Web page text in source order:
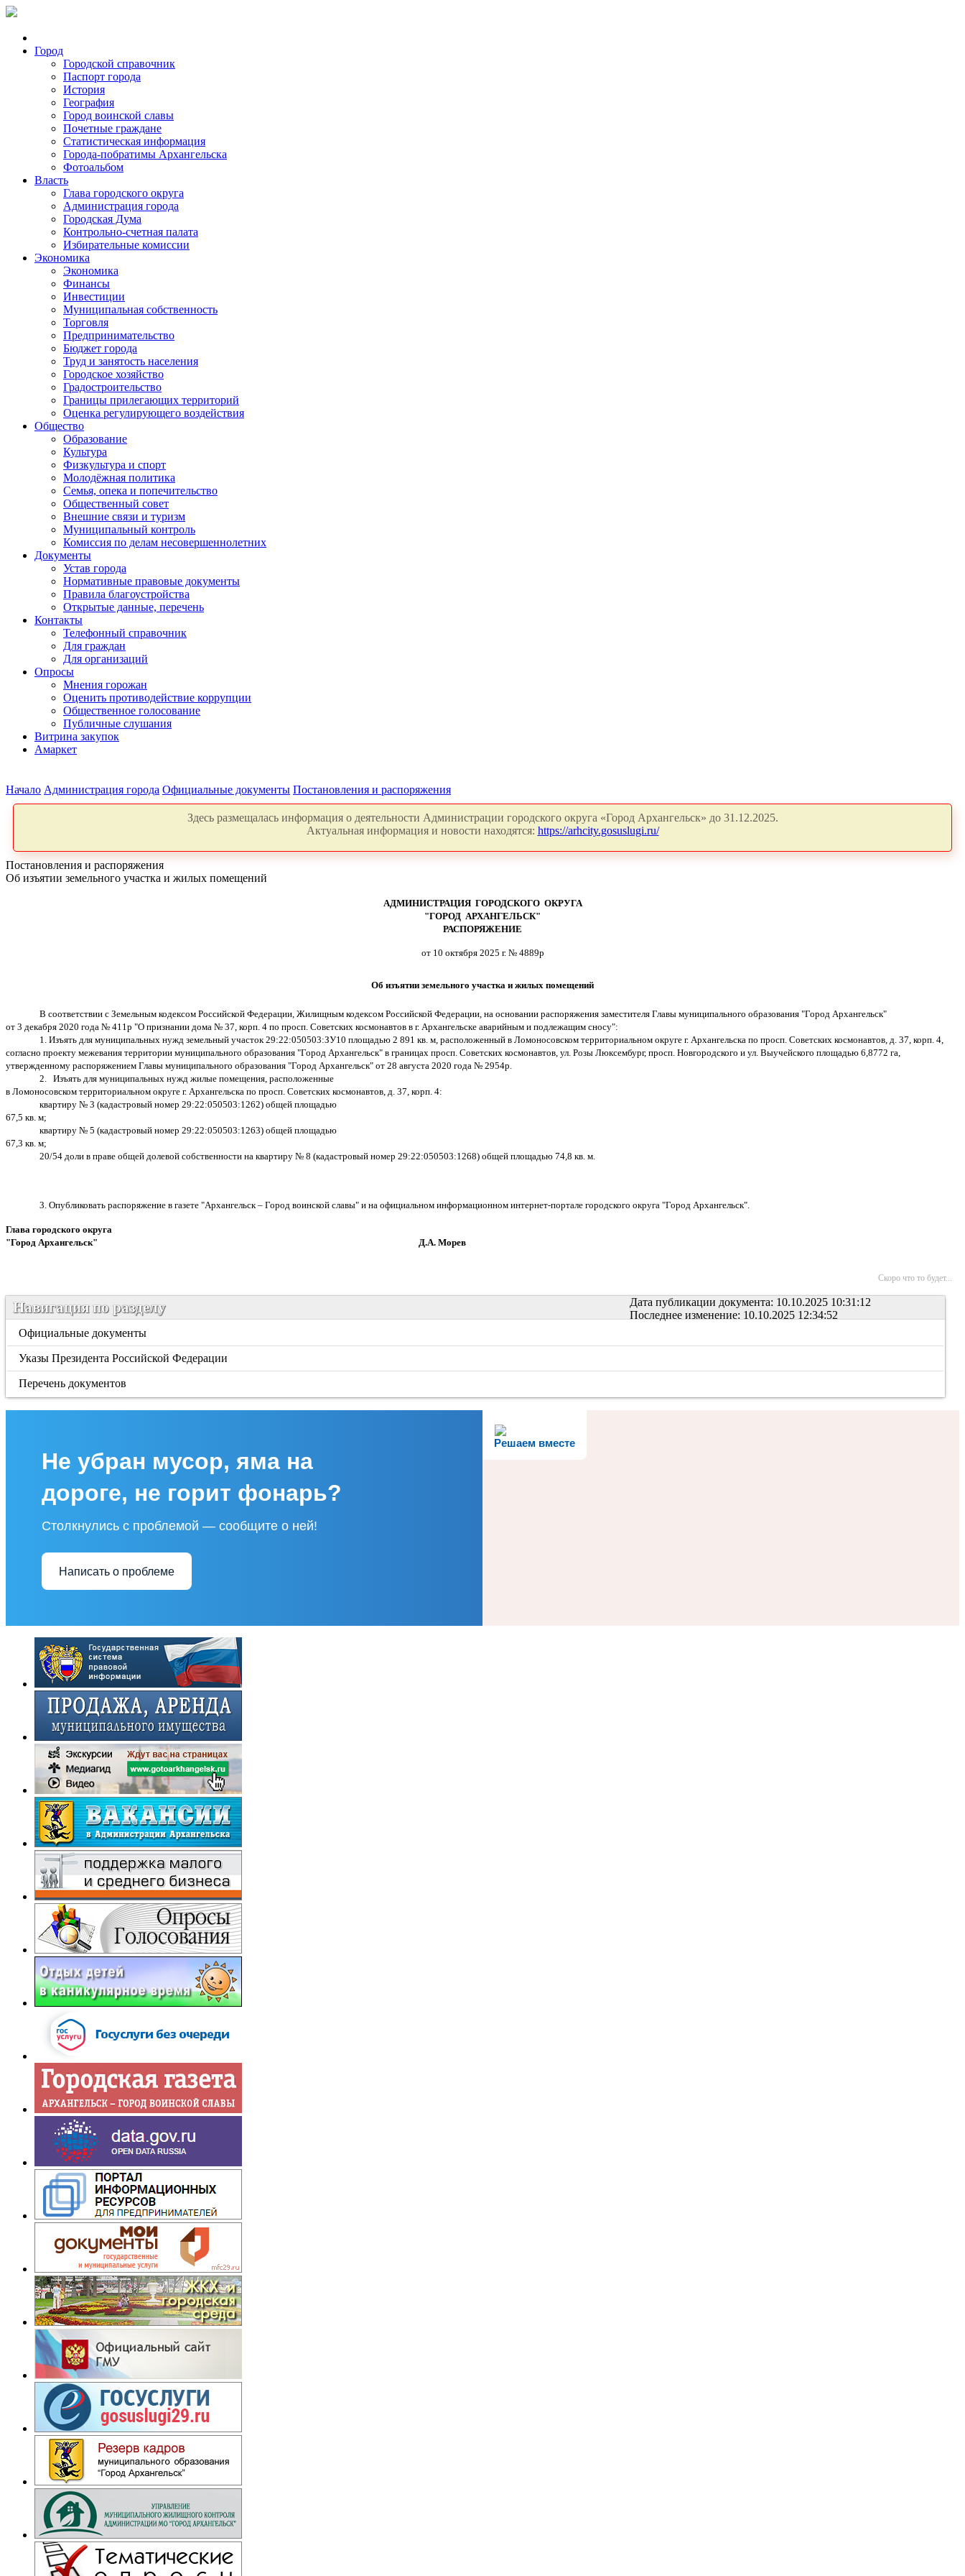
Город
Городской справочник
Паспорт города
История
География
Город воинской славы
Почетные граждане
Статистическая информация
Города-побратимы Архангельска
Фотоальбом
Власть
Глава городского округа
Администрация города
Городская Дума
Контрольно-счетная палата
Избирательные комиссии
Экономика
Экономика
Финансы
Инвестиции
Муниципальная собственность
Торговля
Предпринимательство
Бюджет города
Труд и занятость населения
Городское хозяйство
Градостроительство
Границы прилегающих территорий
Оценка регулирующего воздействия
Общество
Образование
Культура
Физкультура и спорт
Молодёжная политика
Семья, опека и попечительство
Общественный совет
Внешние связи и туризм
Муниципальный контроль
Комиссия по делам несовершеннолетних
Документы
Устав города
Нормативные правовые документы
Правила благоустройства
Открытые данные, перечень
Контакты
Телефонный справочник
Для граждан
Для организаций
Опросы
Мнения горожан
Оценить противодействие коррупции
Общественное голосование
Публичные слушания
Витрина закупок
Амаркет
Начало Администрация города Официальные документы Постановления и распоряжения
Здесь размещалась информация о деятельности Администрации городского округа «Город Архангельск» до 31.12.2025.
Актуальная информация и новости находятся: https://arhcity.gosuslugi.ru/
Постановления и распоряжения
Об изъятии земельного участка и жилых помещений
АДМИНИСТРАЦИЯ ГОРОДСКОГО ОКРУГА
"ГОРОД АРХАНГЕЛЬСК"
РАСПОРЯЖЕНИЕ
от 10 октября 2025 г. № 4889р
Об изъятии земельного участка и жилых помещений
В соответствии с Земельным кодексом Российской Федерации, Жилищным кодексом Российской Федерации, на основании распоряжения заместителя Главы муниципального образования "Город Архангельск"
от 3 декабря 2020 года № 411р "О признании дома № 37, корп. 4 по просп. Советских космонавтов в г. Архангельске аварийным и подлежащим сносу":
1. Изъять для муниципальных нужд земельный участок 29:22:050503:ЗУ10 площадью 2 891 кв. м, расположенный в Ломоносовском территориальном округе г. Архангельска по просп. Советских космонавтов, д. 37, корп. 4,
согласно проекту межевания территории муниципального образования "Город Архангельск" в границах просп. Советских космонавтов, ул. Розы Люксембург, просп. Новгородского и ул. Выучейского площадью 6,8772 га,
утвержденному распоряжением Главы муниципального образования "Город Архангельск" от 28 августа 2020 года № 2954р.
2. Изъять для муниципальных нужд жилые помещения, расположенные
в Ломоносовском территориальном округе г. Архангельска по просп. Советских космонавтов, д. 37, корп. 4:
квартиру № 3 (кадастровый номер 29:22:050503:1262) общей площадью
67,5 кв. м;
квартиру № 5 (кадастровый номер 29:22:050503:1263) общей площадью
67,3 кв. м;
20/54 доли в праве общей долевой собственности на квартиру № 8 (кадастровый номер 29:22:050503:1268) общей площадью 74,8 кв. м.
3. Опубликовать распоряжение в газете "Архангельск – Город воинской славы" и на официальном информационном интернет-портале городского округа "Город Архангельск".
Глава городского округа
"Город Архангельск" Д.А. Морев
Скоро что то будет...
Дата публикации документа: 10.10.2025 10:31:12
Последнее изменение: 10.10.2025 12:34:52
Навигация по разделу
Официальные документы
Указы Президента Российской Федерации
Перечень документов
Решаем вместе
Не убран мусор, яма на
дороге, не горит фонарь?
Столкнулись с проблемой — сообщите о ней!
Написать о проблеме